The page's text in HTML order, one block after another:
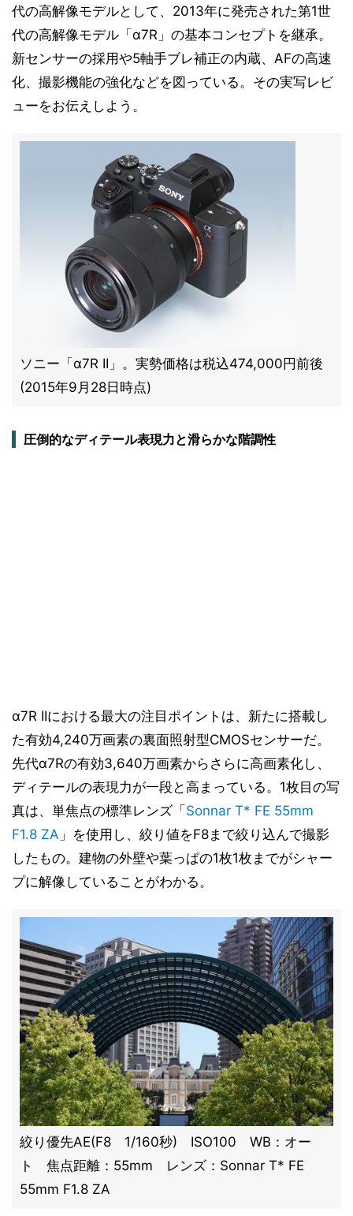
代の高解像モデルとして、2013年に発売された第1世
代の高解像モデル「α7R」の基本コンセプトを継承。
新センサーの採用や5軸手ブレ補正の内蔵、AFの高速
化、撮影機能の強化などを図っている。その実写レビ
ューをお伝えしよう。
ソニー「α7R II」。実勢価格は税込474,000円前後
(2015年9月28日時点)
圧倒的なディテール表現力と滑らかな階調性
α7R IIにおける最大の注目ポイントは、新たに搭載し
た有効4,240万画素の裏面照射型CMOSセンサーだ。
先代α7Rの有効3,640万画素からさらに高画素化し、
ディテールの表現力が一段と高まっている。1枚目の写
真は、単焦点の標準レンズ「 Sonnar T* FE 55mm
F1.8 ZA 」を使用し、絞り値をF8まで絞り込んで撮影
したもの。建物の外壁や葉っぱの1枚1枚までがシャー
プに解像していることがわかる。
絞り優先AE(F8 1/160秒) ISO100 WB：オー
ト 焦点距離：55mm レンズ：Sonnar T* FE
55mm F1.8 ZA